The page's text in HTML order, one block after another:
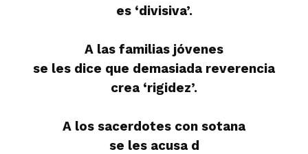
es ‘divisiva’.
A las familias jóvenes
se les dice que demasiada reverencia
crea ‘rigidez’.
A los sacerdotes con sotana
se les acusa d